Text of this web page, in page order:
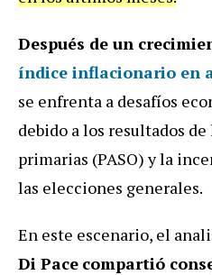
Después de un
índice inflacionario en
se enfrenta a desafíos
debido a los resultados
primarias (PASO) y la
las elecciones generales.
En este escenario, el
Di Pace compartió